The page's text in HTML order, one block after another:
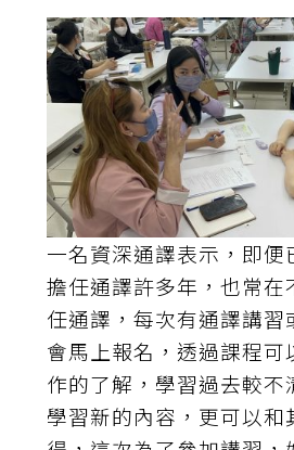
一名資深通譯表示，即便
擔任通譯許多年，也常在
任通譯，每次有通譯講習
會馬上報名，透過課程可
作的了解，學習過去較不
學習新的內容，更可以和